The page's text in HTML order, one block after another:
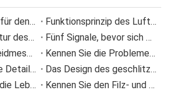
Häufige Ursachen für den Ausfall von Sprühdüsen und wie man Sprühproblemen vorbeugt
Funktionsprinzip des Luftbalgs und Fehlerverhütung
Wie sich die Struktur des Dosierstabs einer Beschichtungsmaschine auf die Beschichtungsqualität auswirkt
Fünf Signale, bevor sich die Presse verstopft anfühlte
Wie das NC-Schneidmesser die Ansammlung von Papierresten bei der Wellpappenproduktion reduziert
Kennen Sie die Probleme im Zusammenhang mit Pressfilz bei der Papierherstellung?
Zeigen Sie weitere Details zu Informationen zu Polyester-Formgewebe-Verschleiß
Das Design des geschlitzten Siebkorbs
So verlängern Sie die Lebensdauer von Pressfilzen in Papiermaschinen
Kennen Sie den Filz- und Drahtablaufalarm?